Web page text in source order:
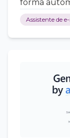
forma
Assistente de